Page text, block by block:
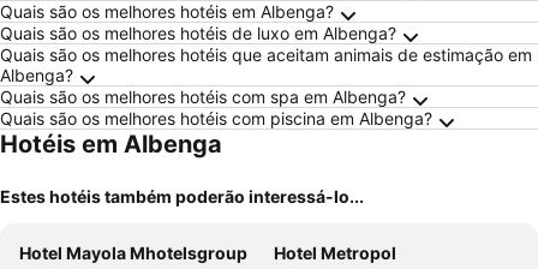
Quais são os melhores hotéis em Albenga?
Quais são os melhores hotéis de luxo em Albenga?
Quais são os melhores hotéis que aceitam animais de estimação em
Albenga?
Quais são os melhores hotéis com spa em Albenga?
Quais são os melhores hotéis com piscina em Albenga?
Hotéis em Albenga
Estes hotéis também poderão interessá-lo...
Hotel Mayola Mhotelsgroup
Hotel Metropol